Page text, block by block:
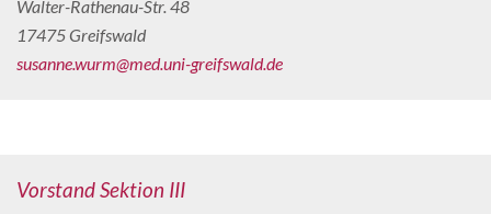
Walter-Rathenau-Str. 48
17475 Greifswald
susanne.wurm@med.uni-greifswald.de
Vorstand Sektion III